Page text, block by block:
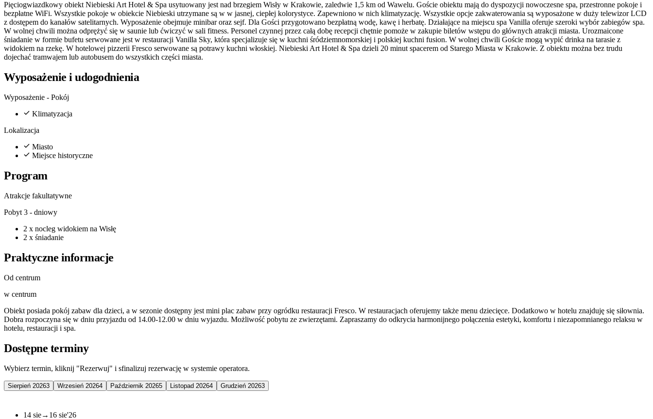
Pięciogwiazdkowy obiekt Niebieski Art Hotel & Spa usytuowany jest nad brzegiem Wisły w Krakowie, zaledwie 1,5 km od Wawelu. Goście obiektu mają do dyspozycji nowoczesne spa, przestronne pokoje i
bezpłatne WiFi. Wszystkie pokoje w obiekcie Niebieski utrzymane są w w jasnej, ciepłej kolorystyce. Zapewniono w nich klimatyzację. Wszystkie opcje zakwaterowania są wyposażone w duży telewizor LCD
z dostępem do kanałów satelitarnych. Wyposażenie obejmuje minibar oraz sejf. Dla Gości przygotowano bezpłatną wodę, kawę i herbatę. Działające na miejscu spa Vanilla oferuje szeroki wybór zabiegów spa.
W wolnej chwili można odprężyć się w saunie lub ćwiczyć w sali fitness. Personel czynnej przez całą dobę recepcji chętnie pomoże w zakupie biletów wstępu do głównych atrakcji miasta. Urozmaicone
śniadanie w formie bufetu serwowane jest w restauracji Vanilla Sky, która specjalizuje się w kuchni śródziemnomorskiej i polskiej kuchni fusion. W wolnej chwili Goście mogą wypić drinka na tarasie z
widokiem na rzekę. W hotelowej pizzerii Fresco serwowane są potrawy kuchni włoskiej. Niebieski Art Hotel & Spa dzieli 20 minut spacerem od Starego Miasta w Krakowie. Z obiektu można bez trudu
dojechać tramwajem lub autobusem do wszystkich części miasta.
Wyposażenie i udogodnienia
Wyposażenie - Pokój
Klimatyzacja
Lokalizacja
Miasto
Miejsce historyczne
Program
Atrakcje fakultatywne
Pobyt 3 - dniowy
2 x nocleg widokiem na Wisłę
2 x śniadanie
Praktyczne informacje
Od centrum
w centrum
Obiekt posiada pokój zabaw dla dzieci, a w sezonie dostępny jest mini plac zabaw przy ogródku restauracji Fresco. W restauracjach oferujemy także menu dziecięce. Dodatkowo w hotelu znajduję się siłownia.
Dobra rozpoczyna się w dniu przyjazdu od 14.00-12.00 w dniu wyjazdu. Możliwość pobytu ze zwierzętami. Zapraszamy do odkrycia harmonijnego połączenia estetyki, komfortu i niezapomnianego relaksu w
hotelu, restauracji i spa.
Dostępne terminy
Wybierz termin, kliknij "Rezerwuj" i sfinalizuj rezerwację w systemie operatora.
Sierpień 20263 Wrzesień 20264 Październik 20265 Listopad 20264 Grudzień 20263
14 sie→ 16 sie'26